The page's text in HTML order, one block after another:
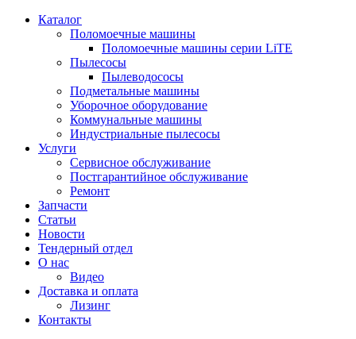
Каталог
Поломоечные машины
Поломоечные машины серии LiTE
Пылесосы
Пылеводососы
Подметальные машины
Уборочное оборудование
Коммунальные машины
Индустриальные пылесосы
Услуги
Сервисное обслуживание
Постгарантийное обслуживание
Ремонт
Запчасти
Статьи
Новости
Тендерный отдел
О нас
Видео
Доставка и оплата
Лизинг
Контакты